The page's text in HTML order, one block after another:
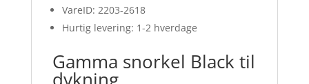
VareID: 2203-2618
Hurtig levering: 1-2 hverdage
Gamma snorkel Black til